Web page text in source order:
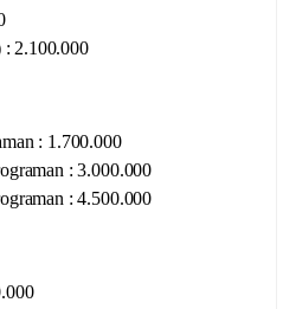
: 2.100.000
: 1.700.000
: 3.000.000
: 4.500.000